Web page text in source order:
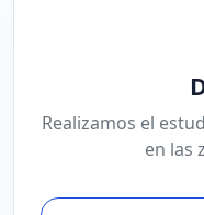
Realizamos el
en las